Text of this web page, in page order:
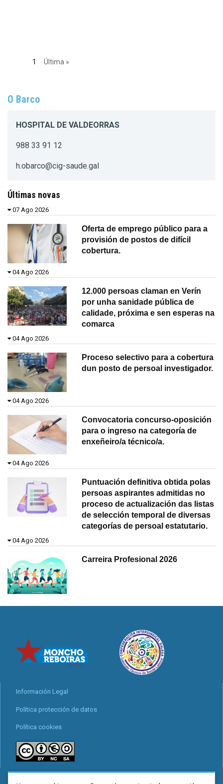
1 Última »
O Barco
HOSPITAL DE VALDEORRAS
988 33 91 12
h.obarco@cig-saude.gal
Últimas novas
07 Ago 2026
Oferta de emprego público para a
provisión de postos de difícil
cobertura.
04 Ago 2026
12.000 persoas claman en Verín
por unha sanidade pública de
calidade, próxima e sen esperas na
comarca
04 Ago 2026
Proceso selectivo para a cobertura
dun posto de persoal investigador.
04 Ago 2026
Convocatoria concurso-oposición
para o ingreso na categoría de
enxeñeiro/a técnico/a.
04 Ago 2026
Puntuación definitiva obtida polas
persoas aspirantes admitidas no
proceso de actualización das listas
de selección temporal de diversas
categorías de persoal estatutario.
04 Ago 2026
Carreira Profesional 2026
Información Legal
Política protección de datos
Política cookies